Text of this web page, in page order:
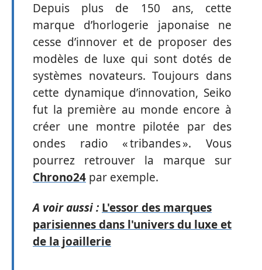
Depuis plus de 150 ans, cette
marque d’horlogerie japonaise ne
cesse d’innover et de proposer des
modèles de luxe qui sont dotés de
systèmes novateurs. Toujours dans
cette dynamique d’innovation, Seiko
fut la première au monde encore à
créer une montre pilotée par des
ondes radio « tribandes ». Vous
pourrez retrouver la marque sur
Chrono24 par exemple.
A voir aussi : L'essor des marques
parisiennes dans l'univers du luxe et
de la joaillerie